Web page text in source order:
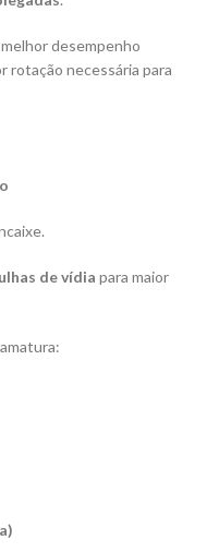
desempenho
rotação necessária para
de vídia para maior